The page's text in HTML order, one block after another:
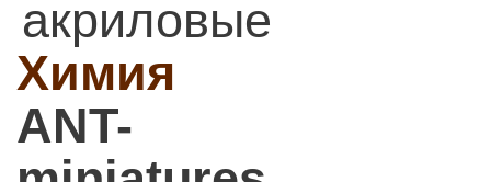
акриловые
Химия
ANT-